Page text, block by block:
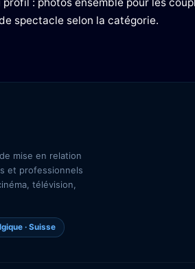
spectacle selon la catégorie.
mise en relation
et professionnels
télévision,
· Suisse